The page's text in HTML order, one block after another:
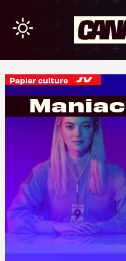
Papier culture
Maniac